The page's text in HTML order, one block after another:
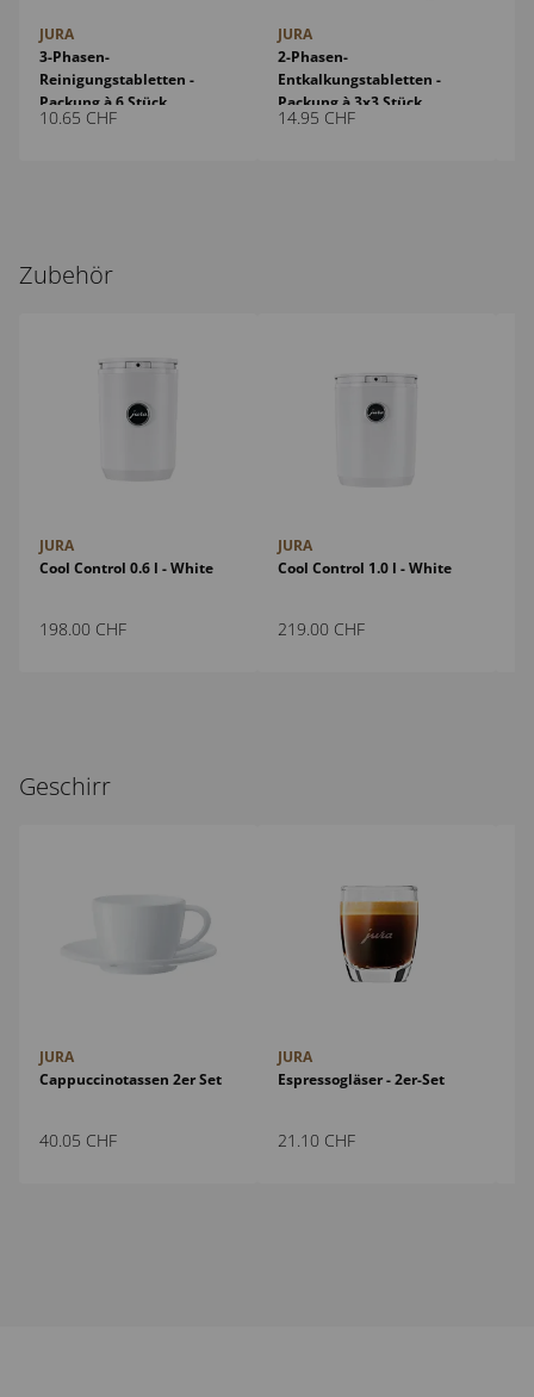
JURA
3-Phasen-
Reinigungstabletten -
Packung à 6 Stück
10.65 CHF
JURA
2-Phasen-
Entkalkungstabletten -
Packung à 3x3 Stück
14.95 CHF
Zubehör
JURA
Cool Control 0.6 l - White
198.00 CHF
JURA
Cool Control 1.0 l - White
219.00 CHF
Geschirr
JURA
Cappuccinotassen 2er Set
40.05 CHF
JURA
Espressogläser - 2er-Set
21.10 CHF